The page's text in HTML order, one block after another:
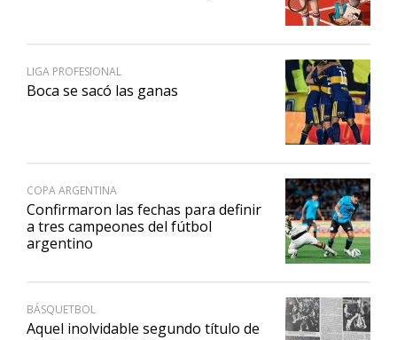
LIGA PROFESIONAL
Boca se sacó las ganas
COPA ARGENTINA
Confirmaron las fechas para definir
a tres campeones del fútbol
argentino
BÁSQUETBOL
Aquel inolvidable segundo título de